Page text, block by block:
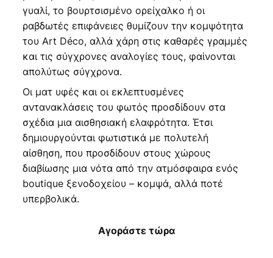
γυαλί, το βουρτσισμένο ορείχαλκο ή οι
ραβδωτές επιφάνειες θυμίζουν την κομψότητα
του Art Déco, αλλά χάρη στις καθαρές γραμμές
και τις σύγχρονες αναλογίες τους, φαίνονται
απολύτως σύγχρονα.
Οι ματ υφές και οι εκλεπτυσμένες
αντανακλάσεις του φωτός προσδίδουν στα
σχέδια μια αισθησιακή ελαφρότητα. Έτσι
δημιουργούνται φωτιστικά με πολυτελή
αίσθηση, που προσδίδουν στους χώρους
διαβίωσης μια νότα από την ατμόσφαιρα ενός
boutique ξενοδοχείου – κομψά, αλλά ποτέ
υπερβολικά.
Αγοράστε τώρα